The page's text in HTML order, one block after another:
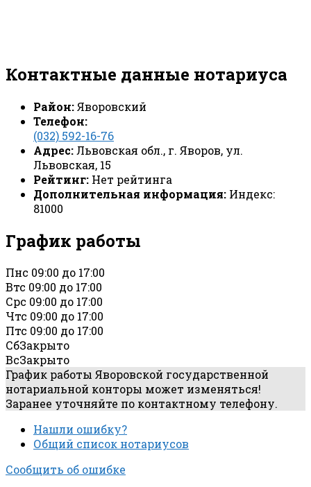
Контактные данные нотариуса
Район:Яворовский
Телефон:
(032) 592-16-76
Адрес: Львовская обл., г. Яворов, ул.
Львовская, 15
Рейтинг: Нет рейтинга
Дополнительная информация: Индекс:
81000
График работы
Пнс 09:00 до 17:00
Втс 09:00 до 17:00
Срс 09:00 до 17:00
Чтс 09:00 до 17:00
Птс 09:00 до 17:00
СбЗакрыто
ВсЗакрыто
График работы Яворовской государственной
нотариальной конторы может изменяться!
Заранее уточняйте по контактному телефону.
Нашли ошибку?
Общий список нотариусов
Сообщить об ошибке